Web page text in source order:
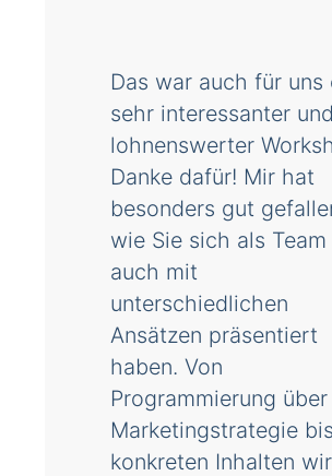
Das war auch für uns
sehr interessanter und
lohnenswerter
Danke dafür! Mir hat
besonders gut
wie Sie sich als Team
auch mit
unterschiedlichen
Ansätzen präsentiert
haben. Von
Programmierung über
Marketingstrategie
konkreten Inhalten